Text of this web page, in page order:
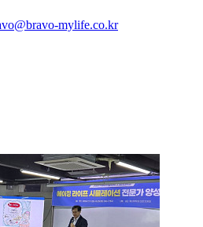
mylife.co.kr